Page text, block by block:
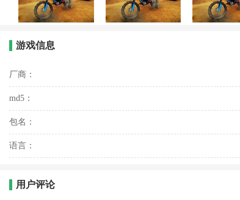
游戏信息
厂商：
md5：
包名：
语言：
用户评论